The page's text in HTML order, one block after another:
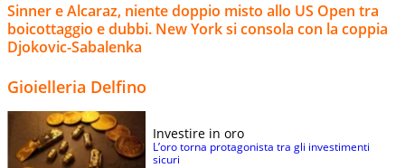
Sinner e Alcaraz, niente doppio misto allo US Open tra
boicottaggio e dubbi. New York si consola con la coppia
Djokovic-Sabalenka
Gioielleria Delfino
Investire in oro
L’oro torna protagonista tra gli investimenti
sicuri